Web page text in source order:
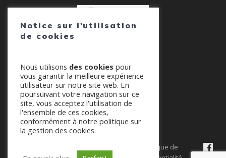
© 2026 AURA-PLANEUR. Tout droits réservés.
Politique de
Notice sur l'utilisation
de cookies
Nous utilisons des cookies pour
vous garantir la meilleure expérience
utilisateur sur notre site web. En
poursuivant votre navigation sur ce
site, vous acceptez l'utilisation de
l'ensemble de ces cookies,
conformément à notre politique sur
la gestion des cookies.